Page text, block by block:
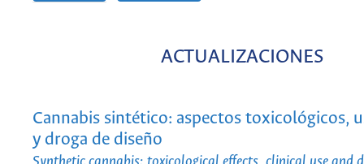
ACTUALIZACIONES
Cannabis sintético: aspectos toxicológicos,
y droga de diseño